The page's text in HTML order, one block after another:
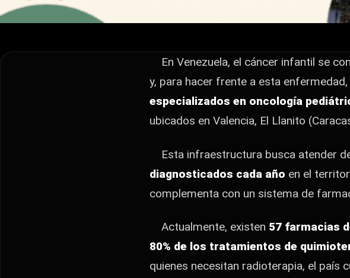
infantil
En Venezuela, el cáncer infantil se considera una prioridad de salud
hacer frente a esta enfermedad, el país dispone actualmente de 20
En Venezuela, el cáncer infantil se
y, para hacer frente a esta enfermedad,
especializados en oncología
ubicados en Valencia, El Llanito
Esta infraestructura busca atender
diagnosticados cada año en el
complementa con un sistema de
Actualmente, existen 57 farmacias
80% de los tratamientos de
quienes necesitan radioterapia, el país